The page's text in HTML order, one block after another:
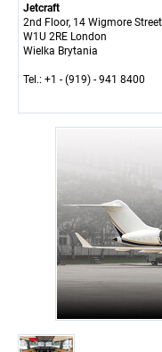
Jetcraft
2nd Floor, 14 Wigmore Street
W1U 2RE London
Wielka Brytania
Tel.: +1 - (919) - 941 8400